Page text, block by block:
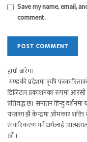
Save my name, email,
comment.
हाम्रो बारेमा
गण्डकी प्रदेशमा कृषि
डिजिटल प्रकाशनका रुपमा आरसी
प्रतिवद्ध छ। सनातन हिन्दु
यन्त्रका झै केन्द्रमा ओमकार
संचारिकरण गर्ने धर्मलाई आत्मसात
छौं ।